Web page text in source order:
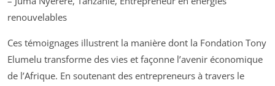
renouvelables
Ces témoignages illustrent la manière dont la Fondation Tony
Elumelu transforme des vies et façonne l’avenir économique
de l’Afrique. En soutenant des entrepreneurs à travers le